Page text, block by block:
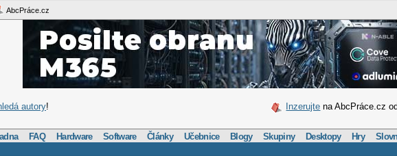
AbcPráce.cz
autory! Inzerujte na AbcPráce.cz
FAQ Hardware Software Články Učebnice Blogy Skupiny Desktopy Hry